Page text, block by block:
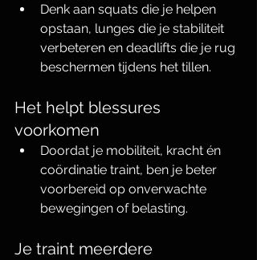
Denk aan squats die je helpen
opstaan, lunges die je stabiliteit
verbeteren en deadlifts die je rug
beschermen tijdens het tillen.
Het helpt blessures
voorkomen
Doordat je mobiliteit, kracht én
coördinatie traint, ben je beter
voorbereid op onverwachte
bewegingen of belasting.
Je traint meerdere